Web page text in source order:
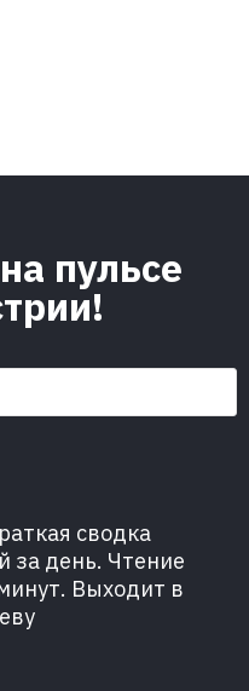
пульсе
сводка
за день. Чтение
Выходит в